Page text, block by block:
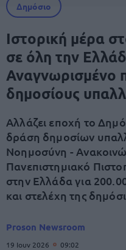
Δημόσιο
Ιστορική μέρα
σε όλη την
Αναγνωρισμένο
δημοσίους
Αλλάζει εποχή το
δράση δημοσίων
Νοημοσύνη -
Πανεπιστημιακό
στην Ελλάδα για
και στελέχη της
Proson Newsroom
19 Ιουν 2026 09:02